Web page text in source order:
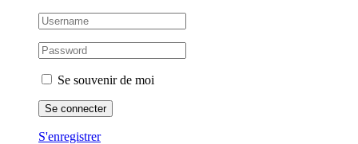
Se souvenir de moi
S'enregistrer